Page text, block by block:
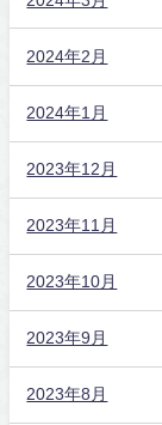
2024年2月
2024年1月
2023年12月
2023年11月
2023年10月
2023年9月
2023年8月